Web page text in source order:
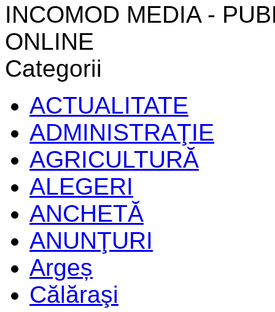
INCOMOD MEDIA -
ONLINE
Categorii
ACTUALITATE
ADMINISTRAŢIE
AGRICULTURĂ
ALEGERI
ANCHETĂ
ANUNŢURI
Argeș
Călăraşi